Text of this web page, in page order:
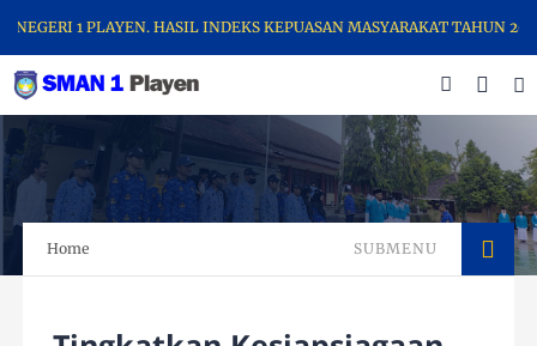
1 PLAYEN. HASIL INDEKS KEPUASAN MASYARAKAT TAHUN 2025
Home SUBMENU